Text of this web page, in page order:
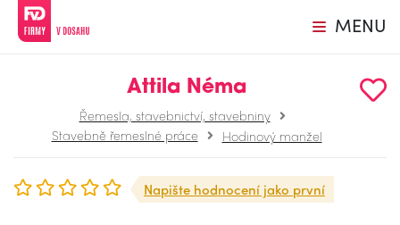
MENU
Attila Néma
Řemesla, stavebnictví, stavebniny
Stavebně řemeslné práce
Hodinový manžel
Napište hodnocení jako první